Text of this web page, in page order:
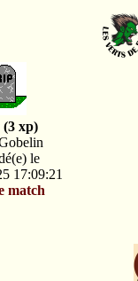
(3 xp)
le
17:09:21
match